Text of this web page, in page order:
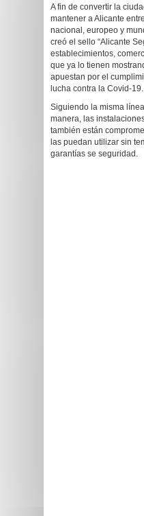
A fin de convertir la
mantener a Alicante
nacional, europeo y
creó el sello “Alicante
establecimientos,
que ya lo tienen
apuestan por el
lucha contra la Covid-19.
Siguiendo la misma
manera, las
también están
las puedan utilizar sin
garantías se seguridad.